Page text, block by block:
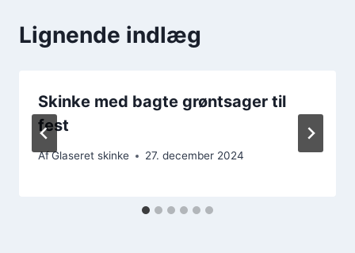
Lignende indlæg
Skinke med bagte grøntsager til
fest
AfGlaseret skinke 27. december 2024